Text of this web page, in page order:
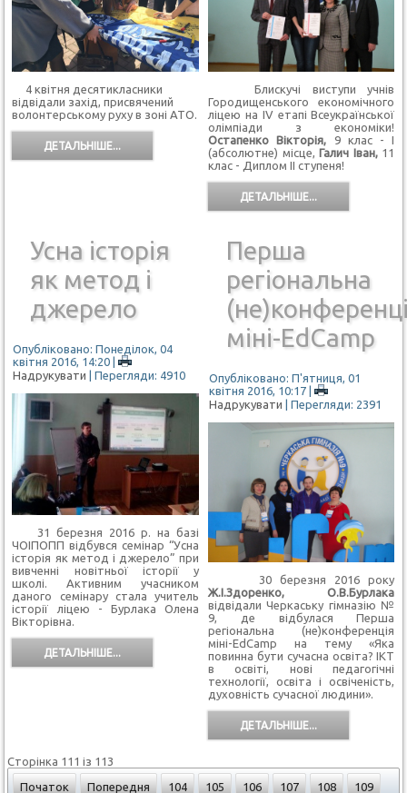
4 квітня десятикласники
відвідали захід, присвячений
волонтерському руху в зоні АТО.
ДЕТАЛЬНІШЕ...
Блискучі виступи учнів
Городищенського економічного
ліцею на ІV етапі Всеукраїнської
олімпіади з економіки!
Остапенко Вікторія, 9 клас - І
(абсолютне) місце,Галич Іван,11
клас - Диплом ІІ ступеня!
ДЕТАЛЬНІШЕ...
Усна історія
як метод і
джерело
Опубліковано: Понеділок, 04
квітня 2016, 14:20 |
Надрукувати | Перегляди: 4910
31 березня 2016 р. на базі
ЧОІПОПП відбувся семінар “Усна
історія як метод і джерело” при
вивченні новітньої історії у
школі. Активним учасником
даного семінару стала учитель
історії ліцею - Бурлака Олена
Вікторівна.
ДЕТАЛЬНІШЕ...
Перша
регіональна
міні-EdCamp
Опубліковано: П'ятниця, 01
квітня 2016, 10:17|
Надрукувати | Перегляди: 2391
30 березня 2016 року
Ж.І.Здоренко, О.В.Бурлака
відвідали Черкаську гімназію №
9, де відбулася Перша
регіональна (не)конференція
міні-EdCamp на тему «Яка
повинна бути сучасна освіта? ІКТ
в освіті, нові педагогічні
технології, освіта і освіченість,
духовність сучасної людини».
ДЕТАЛЬНІШЕ...
Сторінка 111 із 113
Початок
Попередня 104 105 106 107 108 109